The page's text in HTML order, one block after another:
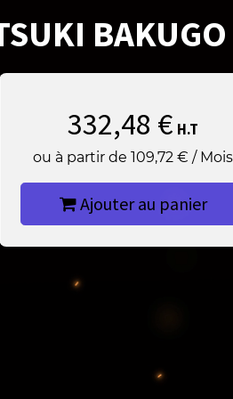
BAKUGO
332,48 € H.T
ou à partir de109,72 € / Mois
Ajouter au panier